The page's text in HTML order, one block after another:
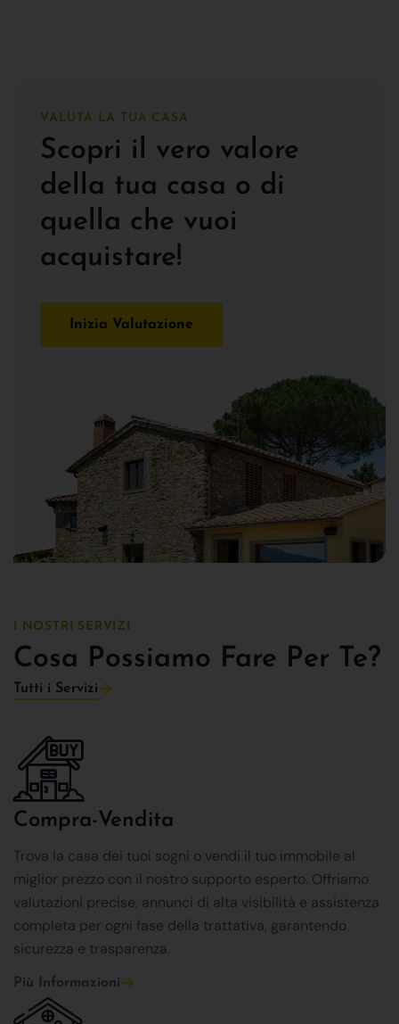
VALUTA LA TUA CASA
Scopri il vero valore
della tua casa o di
quella che vuoi
acquistare!
Inizia Valutazione
I NOSTRI SERVIZI
Cosa Possiamo Fare Per Te?
Tutti i Servizi
Compra-Vendita
Trova la casa dei tuoi sogni o vendi il tuo immobile al
miglior prezzo con il nostro supporto esperto. Offriamo
valutazioni precise, annunci di alta visibilità e assistenza
completa per ogni fase della trattativa, garantendo
sicurezza e trasparenza.
Più Informazioni